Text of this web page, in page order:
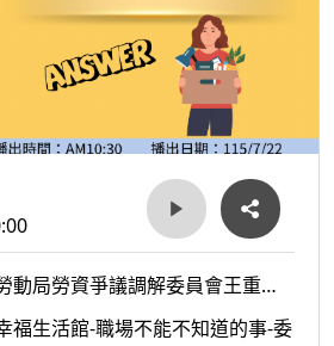
動局勞資爭議調解委員會王重仁
福生活館-職場不能不知道的事-委